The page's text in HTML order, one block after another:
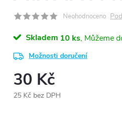
Neohodnoceno
Skladem 10 ks
Možnosti doručení
30 Kč
25 Kč bez DPH